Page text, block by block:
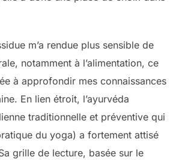
m’a rendue plus sensible de
notamment à l’alimentation, ce
à approfondir mes connaissances
En lien étroit, l’ayurvéda
traditionnelle et préventive qui
du yoga) a fortement attisé
grille de lecture, basée sur le